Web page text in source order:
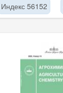
Индекс 56152